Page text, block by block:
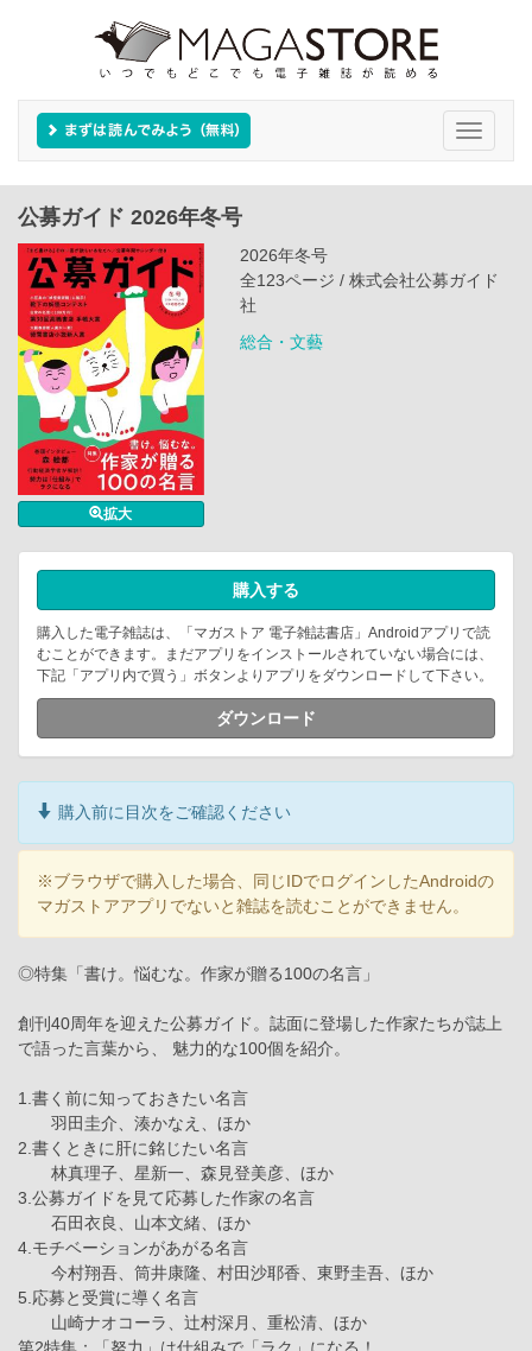
Toggle
公募ガイド 2026年冬号
拡大
2026年冬号
全123ページ / 株式会社公募ガイド
社
総合・文藝
購入する
購入した電子雑誌は、「マガストア 電子雑誌書店」Androidアプリで読
むことができます。まだアプリをインストールされていない場合には、
下記「アプリ内で買う」ボタンよりアプリをダウンロードして下さい。
ダウンロード
購入前に目次をご確認ください
※ブラウザで購入した場合、同じIDでログインしたAndroidの
マガストアアプリでないと雑誌を読むことができません。
◎特集「書け。悩むな。作家が贈る100の名言」
創刊40周年を迎えた公募ガイド。誌面に登場した作家たちが誌上
で語った言葉から、 魅力的な100個を紹介。
1.書く前に知っておきたい名言
羽田圭介、湊かなえ、ほか
2.書くときに肝に銘じたい名言
林真理子、星新一、森見登美彦、ほか
3.公募ガイドを見て応募した作家の名言
石田衣良、山本文緒、ほか
4.モチベーションがあがる名言
今村翔吾、筒井康隆、村田沙耶香、東野圭吾、ほか
5.応募と受賞に導く名言
山崎ナオコーラ、辻村深月、重松清、ほか
第2特集：「努力」は仕組みで「ラク」になる！